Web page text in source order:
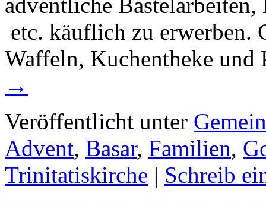
etc. käuflich zu erwerben.
Waffeln, Kuchentheke
→
Veröffentlicht unter
Advent, Basar, Familien,
Trinitatiskirche | Schreib